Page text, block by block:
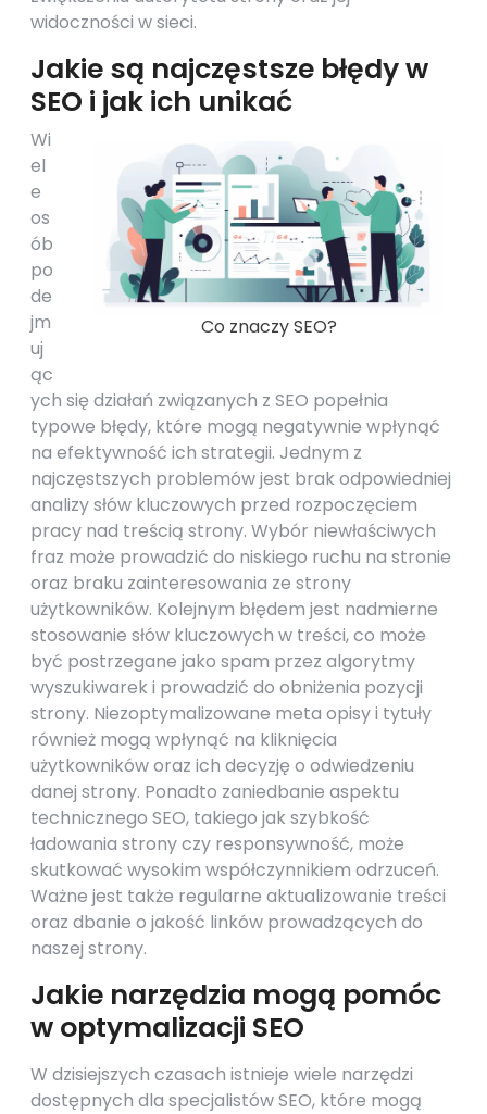
widoczności w sieci.
Jakie są najczęstsze błędy w
SEO i jak ich unikać
Co znaczy SEO?
Wi
el
e
os
ób
po
de
jm
uj
ąc
ych się działań związanych z SEO popełnia
typowe błędy, które mogą negatywnie wpłynąć
na efektywność ich strategii. Jednym z
najczęstszych problemów jest brak odpowiedniej
analizy słów kluczowych przed rozpoczęciem
pracy nad treścią strony. Wybór niewłaściwych
fraz może prowadzić do niskiego ruchu na stronie
oraz braku zainteresowania ze strony
użytkowników. Kolejnym błędem jest nadmierne
stosowanie słów kluczowych w treści, co może
być postrzegane jako spam przez algorytmy
wyszukiwarek i prowadzić do obniżenia pozycji
strony. Niezoptymalizowane meta opisy i tytuły
również mogą wpłynąć na kliknięcia
użytkowników oraz ich decyzję o odwiedzeniu
danej strony. Ponadto zaniedbanie aspektu
technicznego SEO, takiego jak szybkość
ładowania strony czy responsywność, może
skutkować wysokim współczynnikiem odrzuceń.
Ważne jest także regularne aktualizowanie treści
oraz dbanie o jakość linków prowadzących do
naszej strony.
Jakie narzędzia mogą pomóc
w optymalizacji SEO
W dzisiejszych czasach istnieje wiele narzędzi
dostępnych dla specjalistów SEO, które mogą